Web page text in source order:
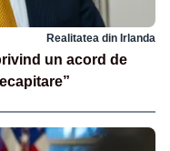
Realitatea din Irlanda
un acord de